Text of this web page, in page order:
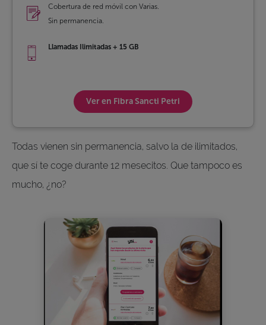
Ver en Fibra Sancti Petri
Cobertura de red móvil con Varias.
Sin permanencia.
Llamadas Ilimitadas + 15 GB
Todas vienen sin permanencia, salvo la de ilimitados,
que sí te coge durante 12 mesecitos. Que tampoco es
mucho, ¿no?